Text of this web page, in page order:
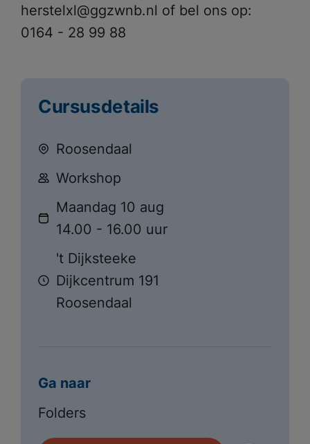
herstelxl@ggzwnb.nl of bel ons op:
0164 - 28 99 88
Cursusdetails
Roosendaal
Workshop
Maandag 10 aug
14.00 - 16.00 uur
't Dijksteeke
Dijkcentrum 191
Roosendaal
Ga naar
Folders